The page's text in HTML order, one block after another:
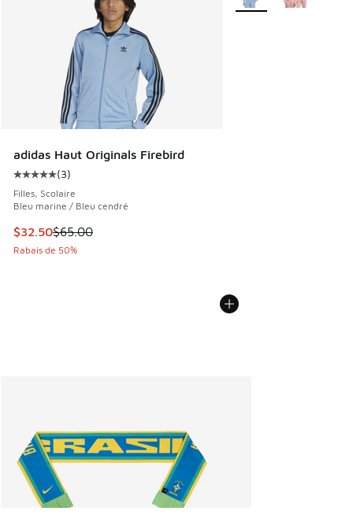
adidas Haut Originals Firebird
Cote moyenne du client - [5 sur 5 étoiles], 3 commentaires
(3)
Filles, Scolaire
Bleu marine / Bleu cendré
Cet article est en solde. Le prix est passé de $65.00 à
$32.50$65.00
Rabais de 50%